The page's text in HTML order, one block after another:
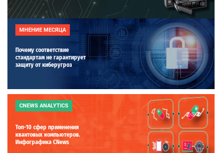
МНЕНИЕ МЕСЯЦА
Почему соответствие
стандартам не гарантирует
защиту от киберугроз
CNEWS ANALYTICS
Топ-10 сфер применения
квантовых компьютеров.
Инфографика CNews